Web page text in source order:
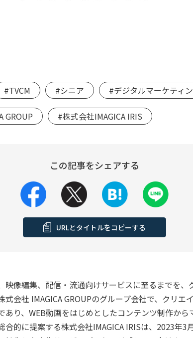
#TVCM #シニア #デジタルマーケティ
GROUP #株式会社IMAGICA IRIS
この記事をシェアする
URLとタイトルをコピーする
映像編集、配信・流通向けサービスに至るまでを、
式会社 IMAGICA GROUPのグループ会社で、クリエ
あり、WEB動画をはじめとしたコンテンツ制作から
合的に提案する株式会社IMAGICA IRISは、2023年3